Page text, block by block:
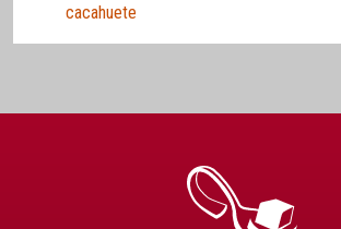
cacahuete